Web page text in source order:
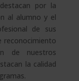
por la
al alumno y el
de sus
reconocimiento
de nuestros
la calidad